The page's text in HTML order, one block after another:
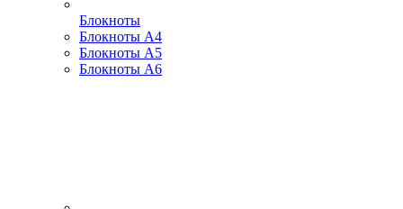
Блокноты
Блокноты А4
Блокноты А5
Блокноты А6